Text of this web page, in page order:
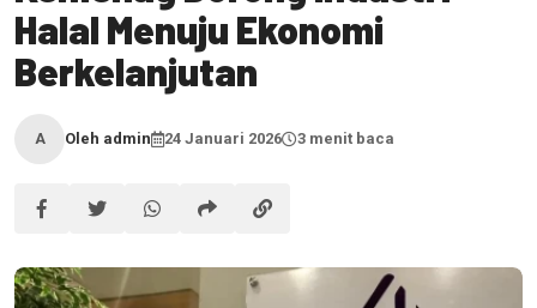
Halal Menuju Ekonomi
Berkelanjutan
A Oleh admin 24 Januari 2026 3 menit baca